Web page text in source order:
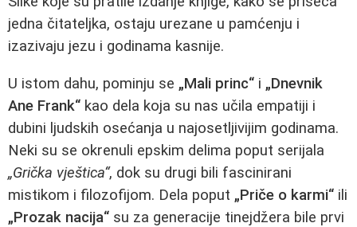
jedna čitateljka, ostaju urezane u pamćenju i
izazivaju jezu i godinama kasnije.
U istom dahu, pominju se „Mali princ“ i „Dnevnik
Ane Frank“ kao dela koja su nas učila empatiji i
dubini ljudskih osećanja u najosetljivijim godinama.
Neki su se okrenuli epskim delima poput serijala
„Grička vještica“, dok su drugi bili fascinirani
mistikom i filozofijom. Dela poput „Priče o karmi“ ili
„Prozak nacija“ su za generacije tinejdžera bile prvi